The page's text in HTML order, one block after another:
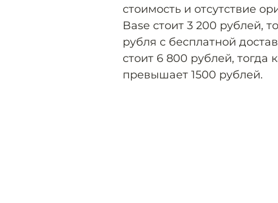
стоимость и отсутствие
Base стоит 3 200 рублей,
рубля с бесплатной
стоит 6 800 рублей, тогда
превышает 1500 рублей.